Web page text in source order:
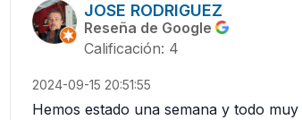
JOSE RODRIGUEZ
Reseña de Google
Calificación: 4
2024-09-15 20:51:55
Hemos estado una semana y todo muy